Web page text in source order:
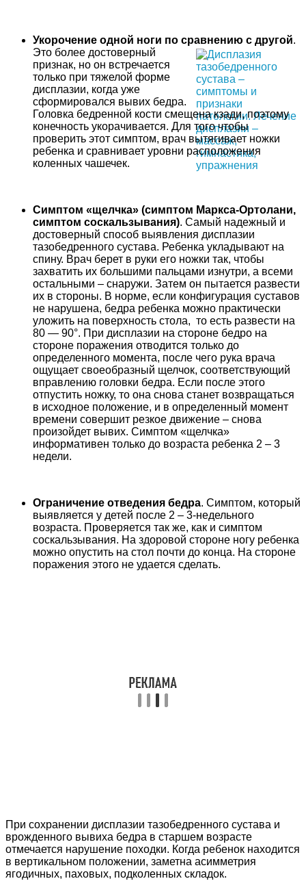
Укорочение одной ноги по сравнению с другой.
Это более достоверный
признак, но он встречается
только при тяжелой форме
дисплазии, когда уже
сформировался вывих бедра.
Головка бедренной кости смещена кзади, поэтому
конечность укорачивается. Для того чтобы
проверить этот симптом, врач вытягивает ножки
ребенка и сравнивает уровни расположения
коленных чашечек.
Симптом «щелчка» (симптом Маркса-Ортолани,
симптом соскальзывания). Самый надежный и
достоверный способ выявления дисплазии
тазобедренного сустава. Ребенка укладывают на
спину. Врач берет в руки его ножки так, чтобы
захватить их большими пальцами изнутри, а всеми
остальными – снаружи. Затем он пытается развести
их в стороны. В норме, если конфигурация суставов
не нарушена, бедра ребенка можно практически
уложить на поверхность стола, то есть развести на
80 — 90°. При дисплазии на стороне бедро на
стороне поражения отводится только до
определенного момента, после чего рука врача
ощущает своеобразный щелчок, соответствующий
вправлению головки бедра. Если после этого
отпустить ножку, то она снова станет возвращаться
в исходное положение, и в определенный момент
времени совершит резкое движение – снова
произойдет вывих. Симптом «щелчка»
информативен только до возраста ребенка 2 – 3
недели.
Ограничение отведения бедра. Симптом, который
выявляется у детей после 2 – 3-недельного
возраста. Проверяется так же, как и симптом
соскальзывания. На здоровой стороне ногу ребенка
можно опустить на стол почти до конца. На стороне
поражения этого не удается сделать.
При сохранении дисплазии тазобедренного сустава и
врожденного вывиха бедра в старшем возрасте
отмечается нарушение походки. Когда ребенок находится
в вертикальном положении, заметна асимметрия
ягодичных, паховых, подколенных складок.